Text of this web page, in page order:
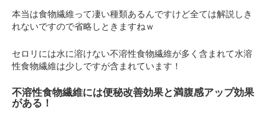
本当は食物繊維って凄い種類あるんですけど全ては解説しき
れないですので省略しときますねｗ
セロリには水に溶けない不溶性食物繊維が多く含まれて水溶
性食物繊維は少しですが含まれています！
不溶性食物繊維には便秘改善効果と満腹感アップ効果
がある！